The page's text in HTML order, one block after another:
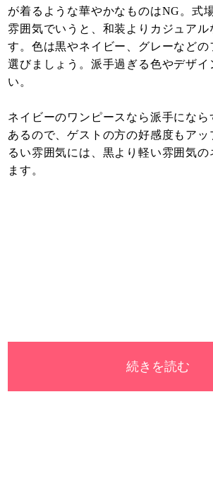
が着るような華やかなものはNG。式
雰囲気でいうと、和装よりカジュア
す。色は黒やネイビー、グレーなどの
選びましょう。派手過ぎる色やデザイ
い。
ネイビーのワンピースなら派手になら
あるので、ゲストの方の好感度もアッ
るい雰囲気には、黒より軽い雰囲気の
ます。
続きを読む